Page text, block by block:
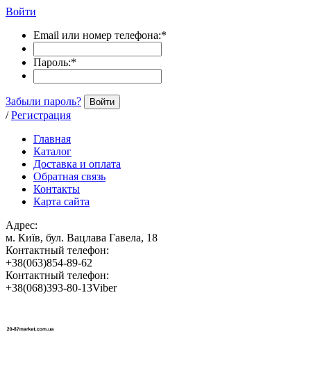
Войти
Email или номер телефона:*
Пароль:*
Забыли пароль? Войти
/ Регистрация
Главная
Каталог
Доставка и оплата
Обратная связь
Контакты
Карта сайта
Адрес:
м. Київ, бул. Вацлава Гавела, 18
Контактный телефон:
+38(063)854-89-62
Контактный телефон:
+38(068)393-80-13Viber